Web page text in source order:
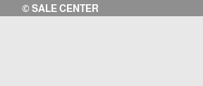
SALE CENTER ©